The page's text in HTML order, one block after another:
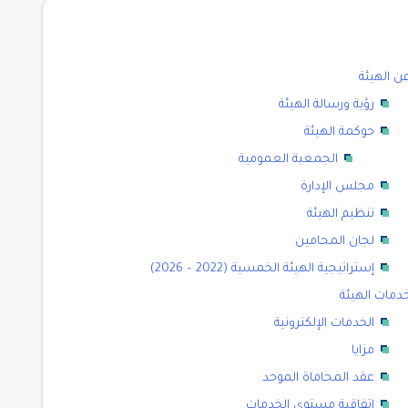
الهيئة
رؤية ورسالة الهيئة
حوكمة الهيئة
الجمعية العمومية
مجلس الإدارة
تنظيم الهيئة
لجان المحامين
إستراتيجية الهيئة الخمسية (2022 – 2026)
الهيئة
الخدمات الإلكترونية
مزايا
عقد المحاماة الموحد